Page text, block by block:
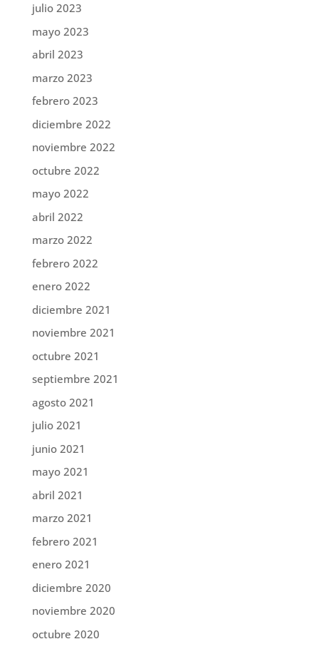
julio 2023
mayo 2023
abril 2023
marzo 2023
febrero 2023
diciembre 2022
noviembre 2022
octubre 2022
mayo 2022
abril 2022
marzo 2022
febrero 2022
enero 2022
diciembre 2021
noviembre 2021
octubre 2021
septiembre 2021
agosto 2021
julio 2021
junio 2021
mayo 2021
abril 2021
marzo 2021
febrero 2021
enero 2021
diciembre 2020
noviembre 2020
octubre 2020